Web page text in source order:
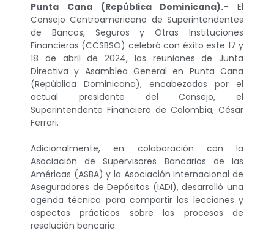
Punta Cana (República Dominicana).- El
Consejo Centroamericano de Superintendentes
de Bancos, Seguros y Otras Instituciones
Financieras (CCSBSO) celebró con éxito este 17 y
18 de abril de 2024, las reuniones de Junta
Directiva y Asamblea General en Punta Cana
(República Dominicana), encabezadas por el
actual presidente del Consejo, el
Superintendente Financiero de Colombia, César
Ferrari.
Adicionalmente, en colaboración con la
Asociación de Supervisores Bancarios de las
Américas (ASBA) y la Asociación Internacional de
Aseguradores de Depósitos (IADI), desarrolló una
agenda técnica para compartir las lecciones y
aspectos prácticos sobre los procesos de
resolución bancaria.